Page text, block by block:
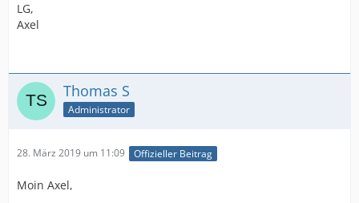
LG,
Axel
Thomas S
Administrator
28. März 2019 um 11:09 Offizieller Beitrag
Moin Axel,